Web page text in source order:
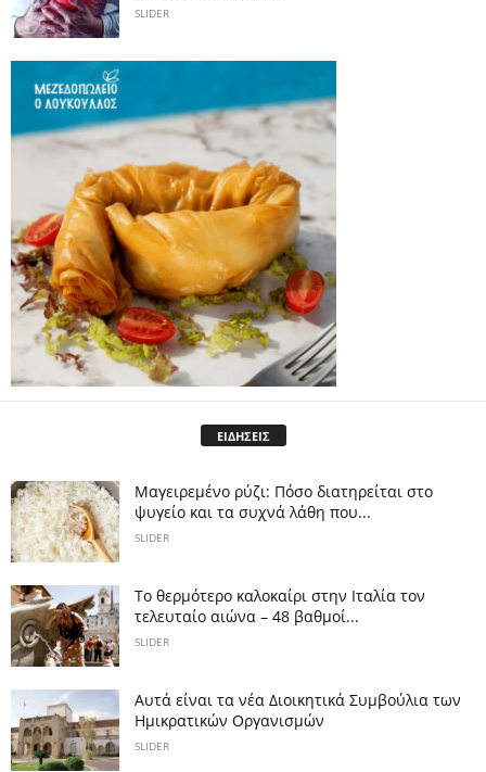
SLIDER
ΕΙΔΗΣΕΙΣ
Μαγειρεμένο ρύζι: Πόσο διατηρείται στο
ψυγείο και τα συχνά λάθη που...
SLIDER
Το θερμότερο καλοκαίρι στην Ιταλία τον
τελευταίο αιώνα – 48 βαθμοί...
SLIDER
Αυτά είναι τα νέα Διοικητικά Συμβούλια των
Ημικρατικών Οργανισμών
SLIDER